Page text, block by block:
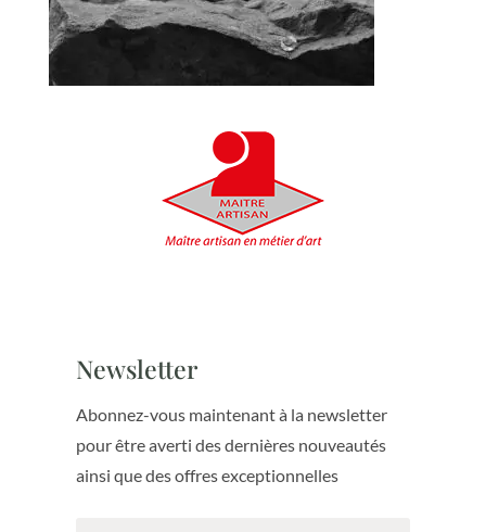
Newsletter
Abonnez-vous maintenant à la newsletter
pour être averti des dernières nouveautés
ainsi que des offres exceptionnelles